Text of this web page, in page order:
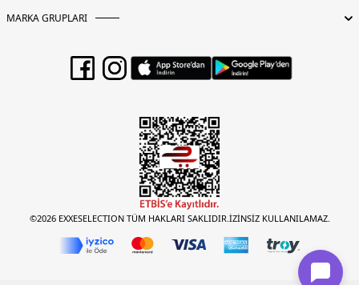
MARKA GRUPLARI
©2026 EXXESELECTION TÜM HAKLARI SAKLIDIR.İZİNSİZ KULLANILAMAZ.